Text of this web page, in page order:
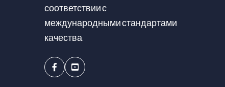
соответствии с
международными стандартами
качества.
FacebookYoutube